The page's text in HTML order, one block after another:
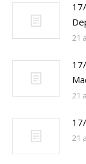
21
21
21